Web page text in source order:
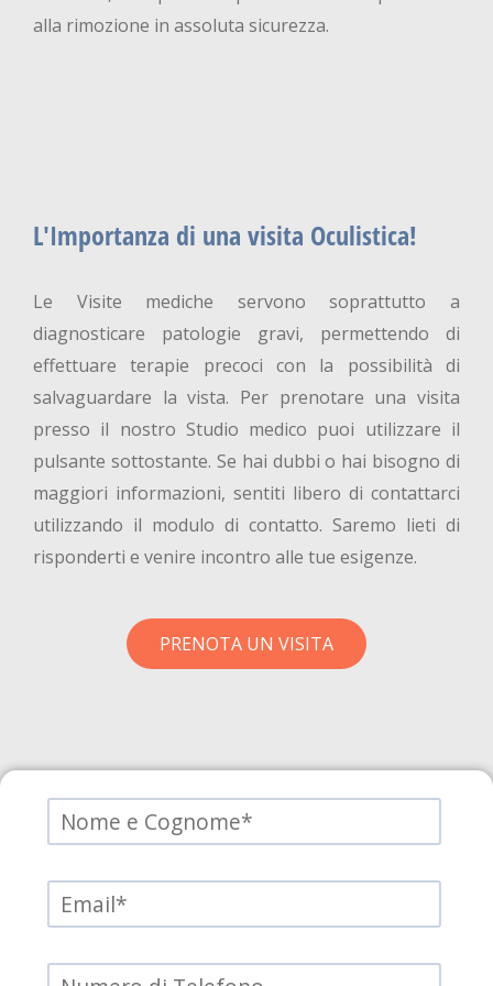
alla rimozione in assoluta sicurezza.
L'Importanza di una visita Oculistica!
Le Visite mediche servono soprattutto a
diagnosticare patologie gravi, permettendo di
effettuare terapie precoci con la possibilità di
salvaguardare la vista. Per prenotare una visita
presso il nostro Studio medico puoi utilizzare il
pulsante sottostante. Se hai dubbi o hai bisogno di
maggiori informazioni, sentiti libero di contattarci
utilizzando il modulo di contatto. Saremo lieti di
risponderti e venire incontro alle tue esigenze.
PRENOTA UN VISITA